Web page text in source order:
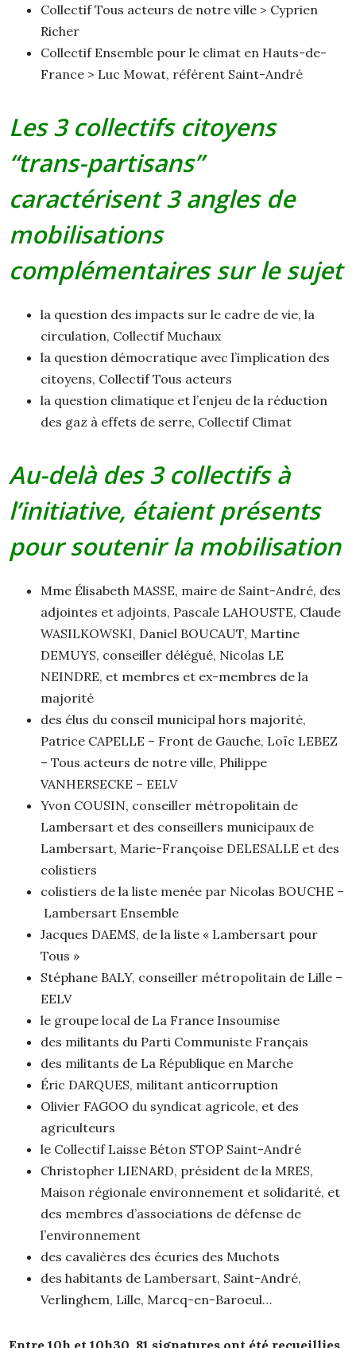
Collectif Tous acteurs de notre ville > Cyprien
Richer
Collectif Ensemble pour le climat en Hauts-de-
France > Luc Mowat, référent Saint-André
Les 3 collectifs citoyens
“trans-partisans”
caractérisent 3 angles de
mobilisations
complémentaires sur le sujet
la question des impacts sur le cadre de vie, la
circulation, Collectif Muchaux
la question démocratique avec l’implication des
citoyens, Collectif Tous acteurs
la question climatique et l’enjeu de la réduction
des gaz à effets de serre, Collectif Climat
Au-delà des 3 collectifs à
l’initiative, étaient présents
pour soutenir la mobilisation
Mme Élisabeth MASSE, maire de Saint-André, des
adjointes et adjoints, Pascale LAHOUSTE, Claude
WASILKOWSKI, Daniel BOUCAUT, Martine
DEMUYS, conseiller délégué, Nicolas LE
NEINDRE, et membres et ex-membres de la
majorité
des élus du conseil municipal hors majorité,
Patrice CAPELLE – Front de Gauche, Loïc LEBEZ
– Tous acteurs de notre ville, Philippe
VANHERSECKE – EELV
Yvon COUSIN, conseiller métropolitain de
Lambersart et des conseillers municipaux de
Lambersart, Marie-Françoise DELESALLE et des
colistiers
colistiers de la liste menée par Nicolas BOUCHE –
Lambersart Ensemble
Jacques DAEMS, de la liste « Lambersart pour
Tous »
Stéphane BALY, conseiller métropolitain de Lille –
EELV
le groupe local de La France Insoumise
des militants du Parti Communiste Français
des militants de La République en Marche
Éric DARQUES, militant anticorruption
Olivier FAGOO du syndicat agricole, et des
agriculteurs
le Collectif Laisse Béton STOP Saint-André
Christopher LIENARD, président de la MRES,
Maison régionale environnement et solidarité, et
des membres d’associations de défense de
l’environnement
des cavalières des écuries des Muchots
des habitants de Lambersart, Saint-André,
Verlinghem, Lille, Marcq-en-Baroeul…
Entre 10h et 10h30, 81 signatures ont été recueillies